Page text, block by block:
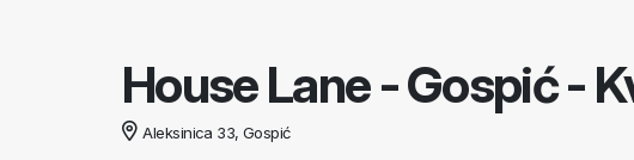
House Lane-Gospić -
Aleksinica 33, Gospić